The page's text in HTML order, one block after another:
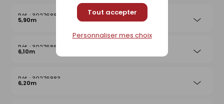
Tout accepter
Personnaliser mes choix
30276888
5,90m
30276869
6,10m
30276883
6,20m